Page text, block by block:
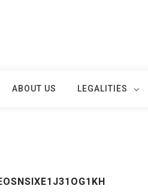
ABOUT US LEGALITIES